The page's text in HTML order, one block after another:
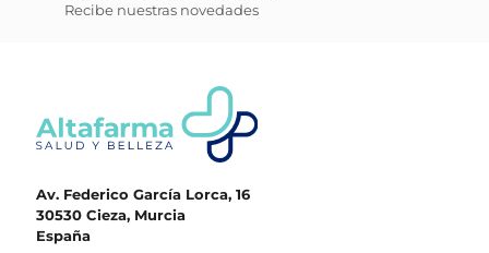
Recibe nuestras novedades
Av. Federico García Lorca, 16
30530 Cieza, Murcia
España